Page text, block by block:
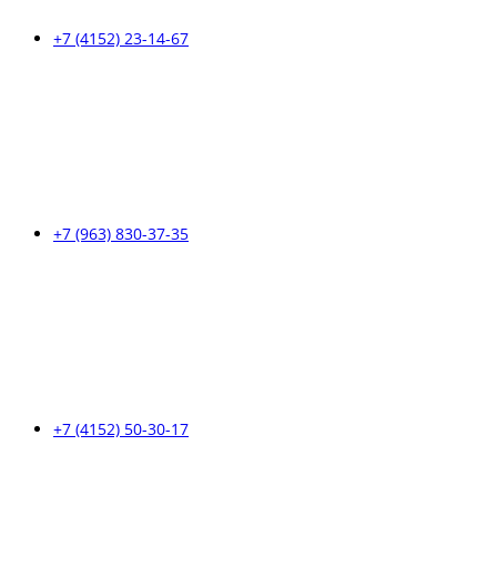
+7 (4152) 23-14-67
+7 (963) 830-37-35
+7 (4152) 50-30-17